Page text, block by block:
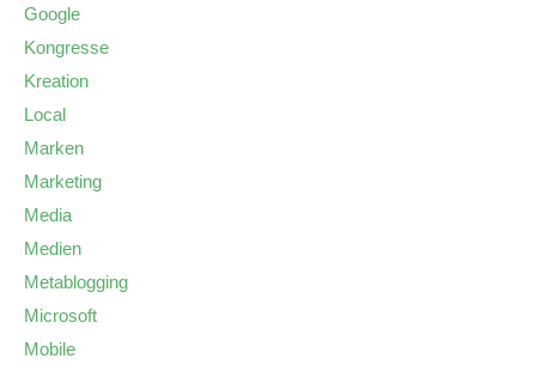
Google
Kongresse
Kreation
Local
Marken
Marketing
Media
Medien
Metablogging
Microsoft
Mobile